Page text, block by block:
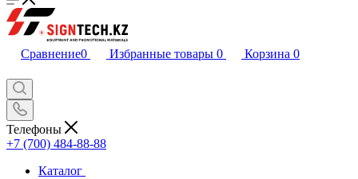
Сравнение0 Избранные товары 0 Корзина 0
Телефоны
+7 (700) 484-88-88
Каталог